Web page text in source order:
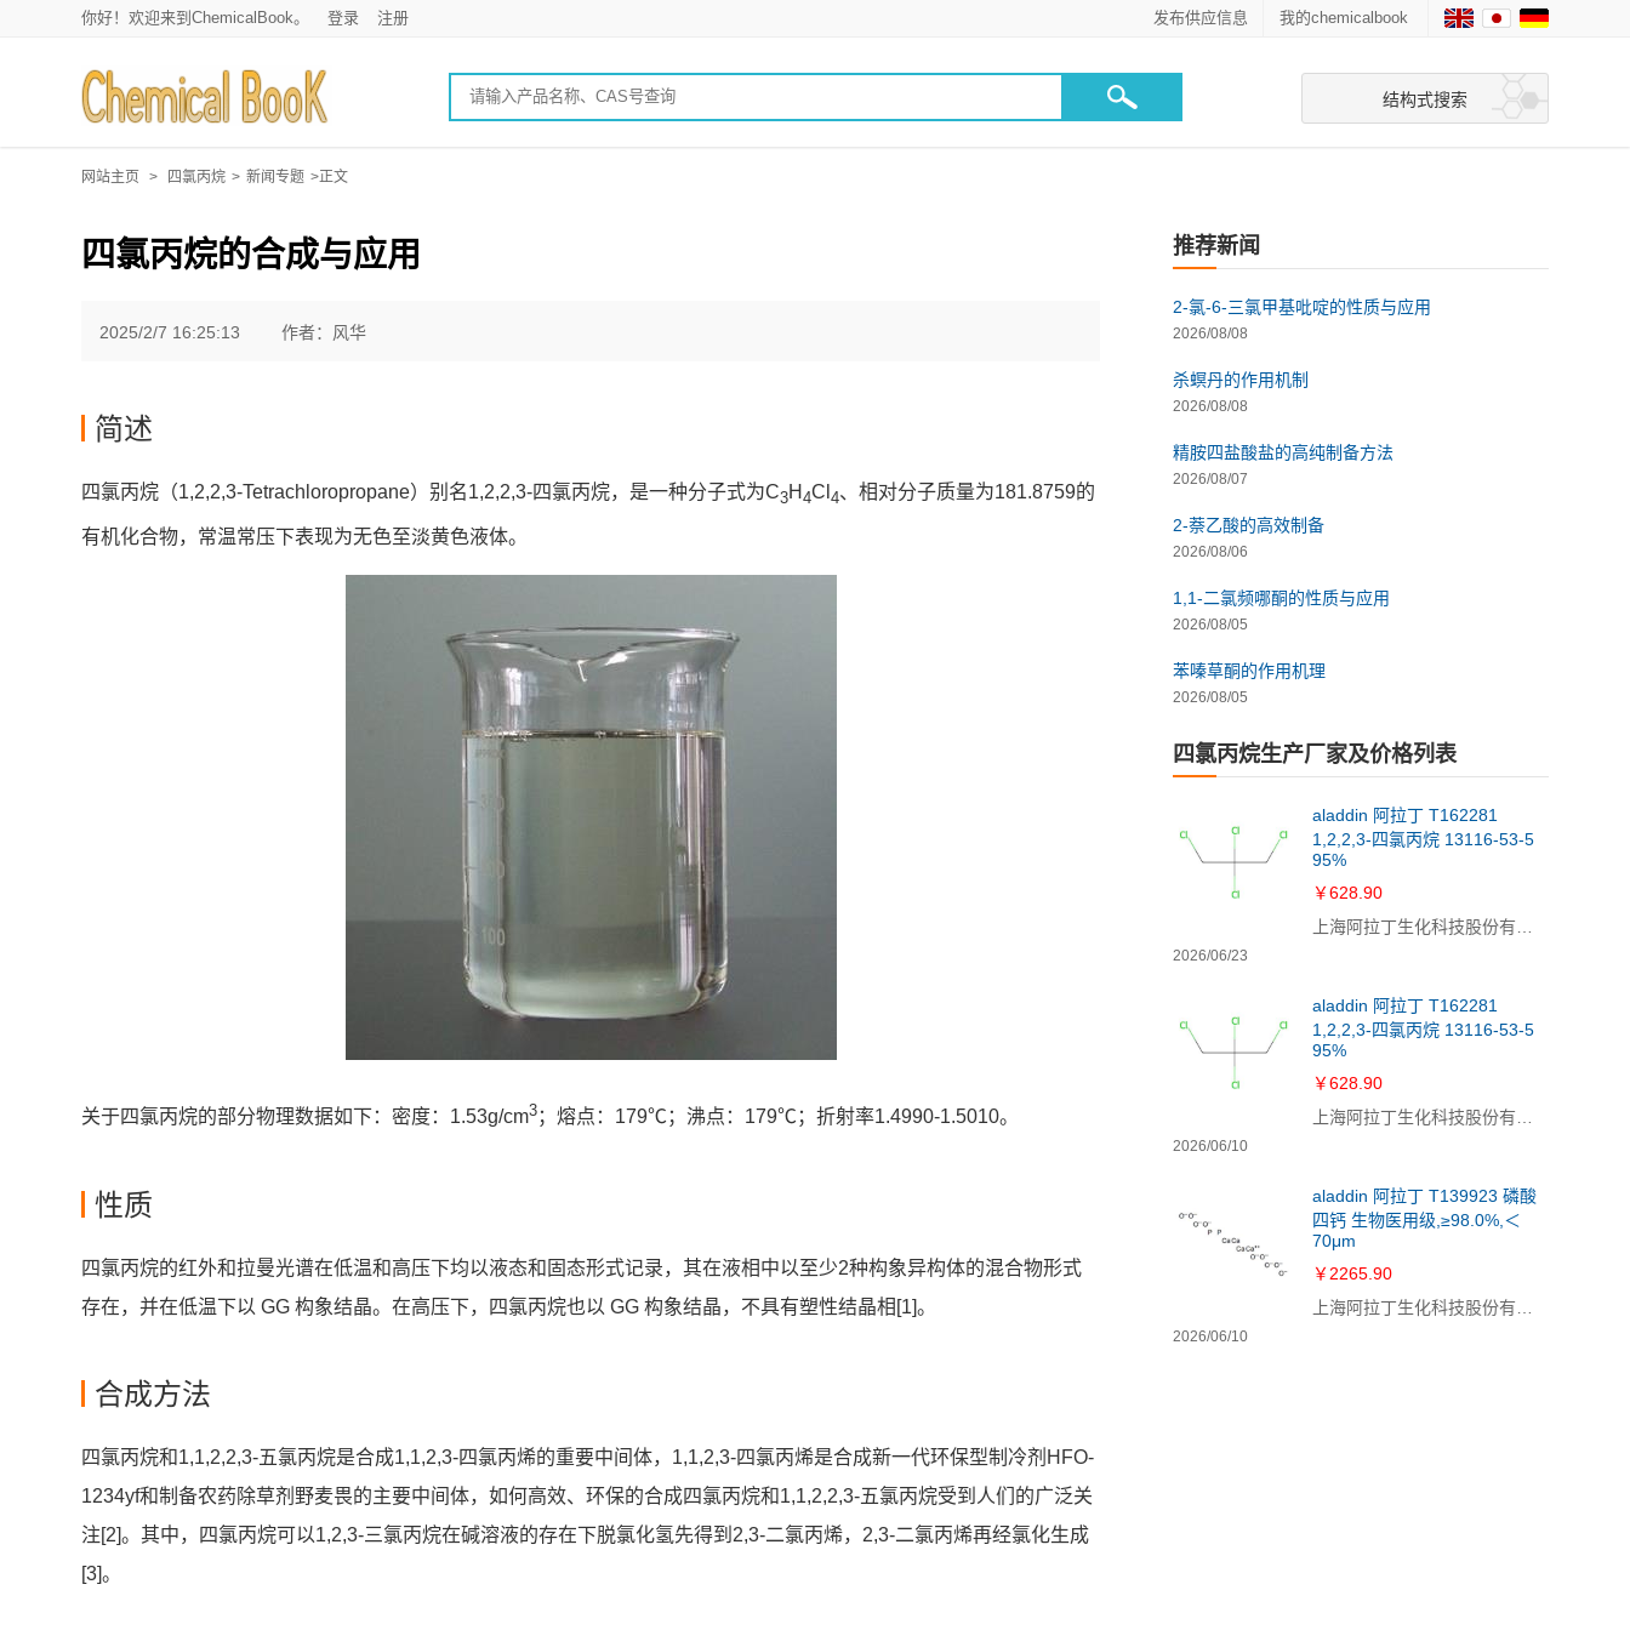
你好！欢迎来到ChemicalBook。 登录 注册 我的chemicalbook
发布供应信息
结构式搜索
网站主页 > 四氯丙烷 > 新闻专题 >正文
四氯丙烷的合成与应用
2025/2/7 16:25:13 作者：风华
简述
四氯丙烷（1,2,2,3-Tetrachloropropane）别名1,2,2,3-四氯丙烷，是一种分子式为C3H 4Cl 4、相对分子质量为181.8759的
有机化合物，常温常压下表现为无色至淡黄色液体。
关于四氯丙烷的部分物理数据如下：密度：1.53g/cm3 ；熔点：179℃；沸点：179℃；折射率1.4990-1.5010。
性质
四氯丙烷的红外和拉曼光谱在低温和高压下均以液态和固态形式记录，其在液相中以至少2种构象异构体的混合物形式
存在，并在低温下以 GG 构象结晶。在高压下，四氯丙烷也以 GG 构象结晶，不具有塑性结晶相[1]。
合成方法
四氯丙烷和1,1,2,2,3-五氯丙烷是合成1,1,2,3-四氯丙烯的重要中间体，1,1,2,3-四氯丙烯是合成新一代环保型制冷剂HFO-
1234yf和制备农药除草剂野麦畏的主要中间体，如何高效、环保的合成四氯丙烷和1,1,2,2,3-五氯丙烷受到人们的广泛关
注[2]。其中，四氯丙烷可以1,2,3-三氯丙烷在碱溶液的存在下脱氯化氢先得到2,3-二氯丙烯，2,3-二氯丙烯再经氯化生成
[3]。
推荐新闻
2-氯-6-三氯甲基吡啶的性质与应用
2026/08/08
杀螟丹的作用机制
2026/08/08
精胺四盐酸盐的高纯制备方法
2026/08/07
2-萘乙酸的高效制备
2026/08/06
1,1-二氯频哪酮的性质与应用
2026/08/05
苯嗪草酮的作用机理
2026/08/05
四氯丙烷生产厂家及价格列表
aladdin 阿拉丁 T162281
1,2,2,3-四氯丙烷 13116-53-5
95%
￥628.90
2026/06/23
aladdin 阿拉丁 T162281
1,2,2,3-四氯丙烷 13116-53-5
95%
￥628.90
2026/06/10
aladdin 阿拉丁 T139923 磷酸
四钙 生物医用级,≥98.0%,＜
70μm
￥2265.90
2026/06/10